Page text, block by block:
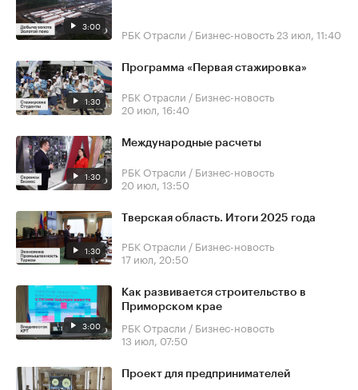
3:00 РБК Отрасли / Бизнес-новость 23 июл, 11:40
1:30
Программа «Первая стажировка»
РБК Отрасли / Бизнес-новость
20 июл, 16:40
1:30
Международные расчеты
РБК Отрасли / Бизнес-новость
20 июл, 13:50
1:30
Тверская область. Итоги 2025 года
РБК Отрасли / Бизнес-новость
17 июл, 20:50
3:00
Как развивается строительство в
Приморском крае
РБК Отрасли / Бизнес-новость
13 июл, 07:50
Проект для предпринимателей